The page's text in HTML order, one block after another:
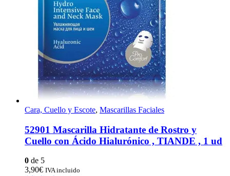
Cara, Cuello y Escote, Mascarillas Faciales
52901 Mascarilla Hidratante de Rostro y
Cuello con Ácido Hialurónico , TIANDE , 1 ud
0 de 5
3,90€ IVA incluido